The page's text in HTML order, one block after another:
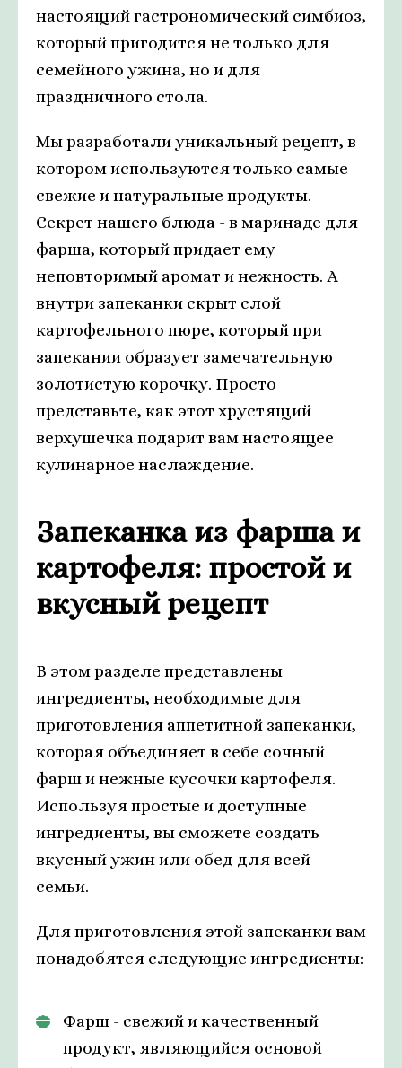
настоящий гастрономический симбиоз,
который пригодится не только для
семейного ужина, но и для
праздничного стола.
Мы разработали уникальный рецепт, в
котором используются только самые
свежие и натуральные продукты.
Секрет нашего блюда - в маринаде для
фарша, который придает ему
неповторимый аромат и нежность. А
внутри запеканки скрыт слой
картофельного пюре, который при
запекании образует замечательную
золотистую корочку. Просто
представьте, как этот хрустящий
верхушечка подарит вам настоящее
кулинарное наслаждение.
Запеканка из фарша и
картофеля: простой и
вкусный рецепт
В этом разделе представлены
ингредиенты, необходимые для
приготовления аппетитной запеканки,
которая объединяет в себе сочный
фарш и нежные кусочки картофеля.
Используя простые и доступные
ингредиенты, вы сможете создать
вкусный ужин или обед для всей
семьи.
Для приготовления этой запеканки вам
понадобятся следующие ингредиенты:
Фарш - свежий и качественный
продукт, являющийся основой